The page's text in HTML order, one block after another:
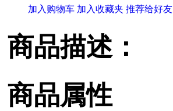
加入购物车 加入收藏夹 推荐给好友
商品描述：
商品属性